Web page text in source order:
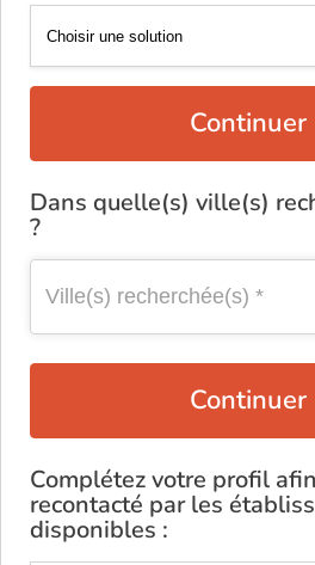
Continuer
Dans quelle(s) ville(s)
?
Continuer
Complétez votre profil
recontacté par les
disponibles :